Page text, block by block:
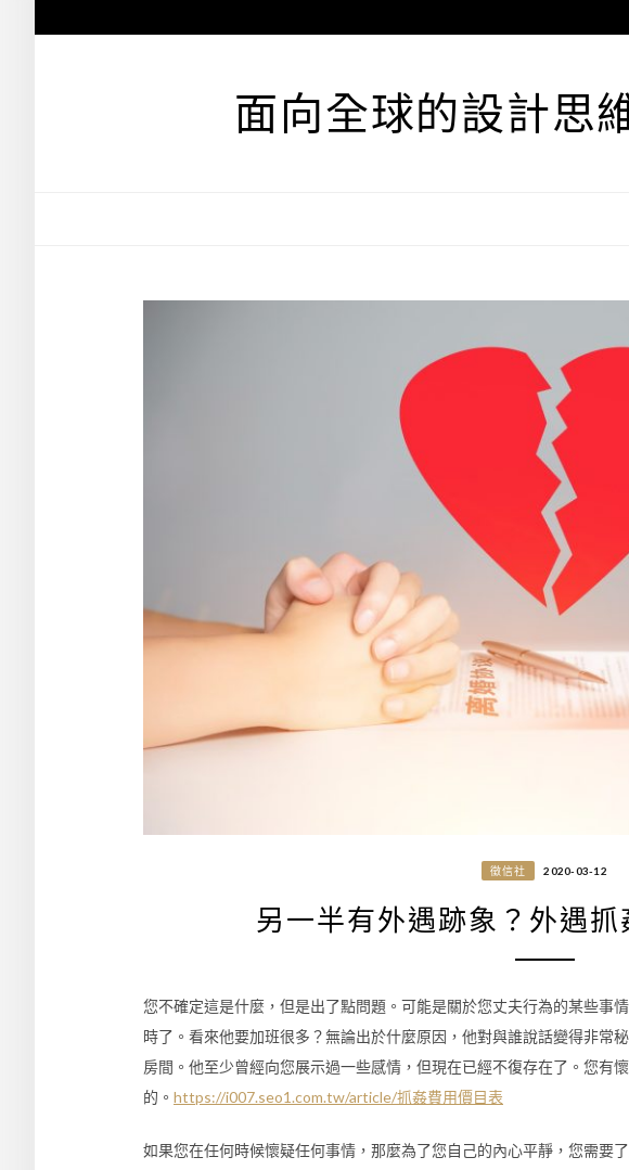
至
面向全球的設計思
徵信社 2020-03-12
另一半有外遇跡象？外遇
您不確定這是什麼，但是出了點問題。可能是關於您丈夫行為的某些事
時了。看來他要加班很多？無論出於什麼原因，他對與誰說話變得非常
房間。他至少曾經向您展示過一些感情，但現在已經不復存在了。您有
的。 https://i007.seo1.com.tw/article/抓姦費用價目表
如果您在任何時候懷疑任何事情，那麼為了您自己的內心平靜，您需要